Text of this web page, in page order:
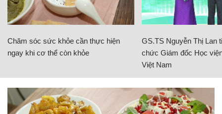
Chăm sóc sức khỏe cần thực hiện
ngay khi cơ thể còn khỏe
GS.TS Nguyễn Thị Lan
chức Giám đốc Học
Việt Nam